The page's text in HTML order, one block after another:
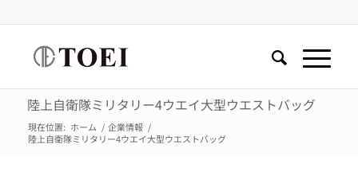
陸上自衛隊ミリタリー4ウエイ大型ウエストバッグ
現在位置: ホーム / 企業情報 /
陸上自衛隊ミリタリー4ウエイ大型ウエストバッグ